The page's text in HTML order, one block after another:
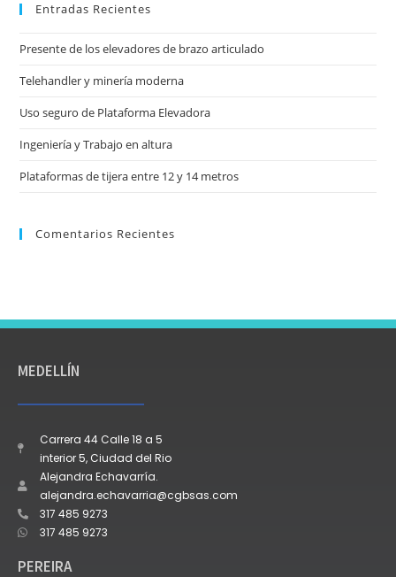
Entradas Recientes
Presente de los elevadores de brazo articulado
Telehandler y minería moderna
Uso seguro de Plataforma Elevadora
Ingeniería y Trabajo en altura
Plataformas de tijera entre 12 y 14 metros
Comentarios Recientes
MEDELLÍN
Carrera 44 Calle 18 a 5
interior 5, Ciudad del Rio
Alejandra Echavarría.
alejandra.echavarria@cgbsas.com
317 485 9273
317 485 9273
PEREIRA